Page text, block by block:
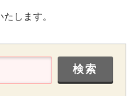
します。